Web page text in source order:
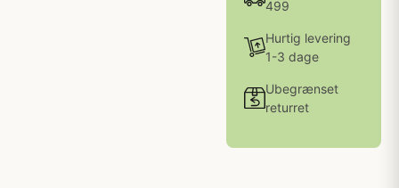
499
Hurtig levering
1-3 dage
Ubegrænset
returret